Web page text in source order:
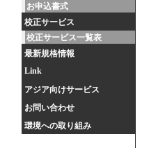
お申込書式
校正サービス
校正サービス一覧表
最新規格情報
Link
アジア向けサービス
お問い合わせ
環境への取り組み